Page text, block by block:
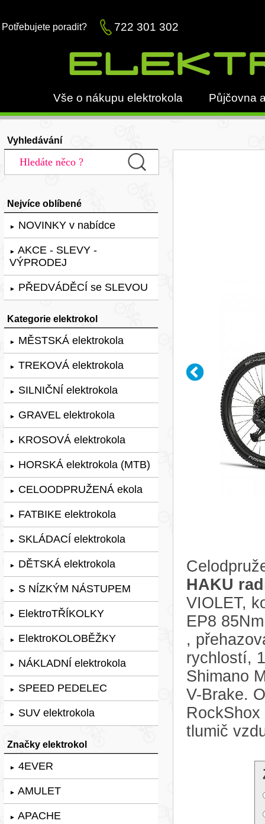
Potřebujete poradit? 722 301 302
Vše o nákupu elektrokola Půjčovna
Vyhledávání
Nejvíce oblíbené
► NOVINKY v nabídce
► AKCE - SLEVY -
VÝPRODEJ
► PŘEDVÁDĚCÍ se SLEVOU
Kategorie elektrokol
► MĚSTSKÁ elektrokola
► TREKOVÁ elektrokola
► SILNIČNÍ elektrokola
► GRAVEL elektrokola
► KROSOVÁ elektrokola
► HORSKÁ elektrokola (MTB)
► CELOODPRUŽENÁ ekola
► FATBIKE elektrokola
► SKLÁDACÍ elektrokola
► DĚTSKÁ elektrokola
► S NÍZKÝM NÁSTUPEM
► ElektroTŘÍKOLKY
► ElektroKOLOBĚŽKY
► NÁKLADNÍ elektrokola
► SPEED PEDELEC
► SUV elektrokola
Značky elektrokol
► 4EVER
► AMULET
► APACHE
HAKU
VIOLET,
EP8
,
rychlostí,
Shimano
V-Brake.
tlumič